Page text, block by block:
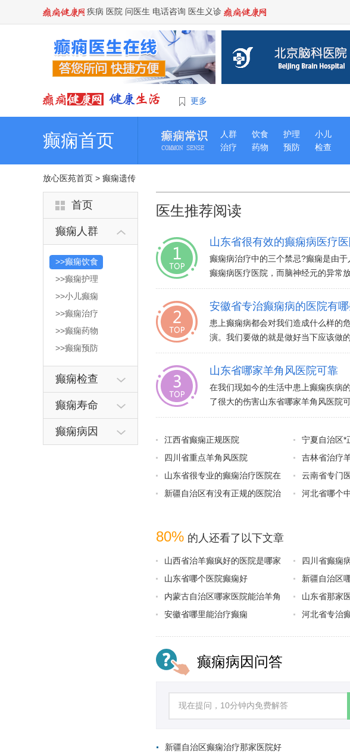
疾病 医院 问医生 电话咨询 医生义诊
更多
癫痫首页 人群 饮食 护理
小儿
治疗
药物 预防 检查
放心医苑首页 > 癫痫遗传
首页
癫痫人群
>>癫痫饮食
>>癫痫护理
>>小儿癫痫
>>癫痫治疗
>>癫痫药物
>>癫痫预防
癫痫检查
癫痫寿命
癫痫病因
医生推荐阅读
山东省很有效的癫痫病医疗
癫痫病治疗中的三个禁忌?癫痫是由
癫痫病医疗医院，而脑神经元的异常
安徽省专治癫痫病的医院有
患上癫痫病都会对我们造成什么样的
演。我们要做的就是做好当下应该做
山东省哪家羊角风医院可靠
在我们现如今的生活中患上癫痫疾病
了很大的伤害山东省哪家羊角风医院
江西省癫痫正规医院 宁夏自治区*
四川省重点羊角风医院
吉林省治疗
山东省很专业的癫痫治疗医院在
云南省专门
新疆自治区有没有正规的医院治
河北省哪个
80% 的人还看了以下文章
山西省治羊癫疯好的医院是哪家 四川省癫痫
山东省哪个医院癫痫好
新疆自治区
内蒙古自治区哪家医院能治羊角
山东省那家
安徽省哪里能治疗癫痫
河北省专治
癫痫病因问答
新疆自治区癫痫治疗那家医院好